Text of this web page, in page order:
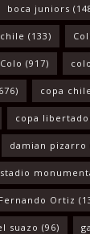
boca juniors
chile (133)
(917)
copa chile
copa
damian pizarro
Fernando Ortiz
suazo (96)